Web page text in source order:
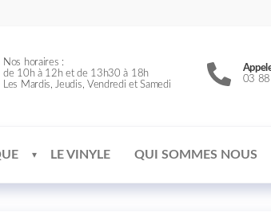
Nos horaires :
de 10h à 12h et de 13h30 à 18h
Les Mardis, Jeudis, Vendredi et Samedi
03
LE VINYLE QUI SOMMES NOUS